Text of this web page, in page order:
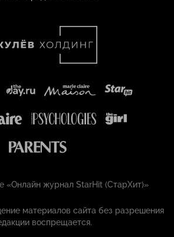
«Онлайн журнал StarHit (СтарХит)»
материалов сайта без разрешения
воспрещается.